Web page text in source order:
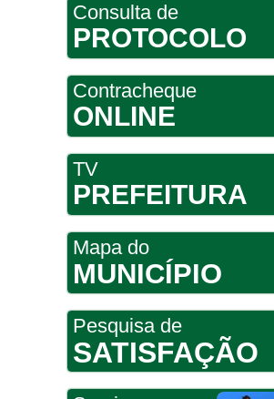
Consulta de
PROTOCOLO
Contracheque
ONLINE
TV
PREFEITURA
Mapa do
MUNICÍPIO
Pesquisa de
SATISFAÇÃO